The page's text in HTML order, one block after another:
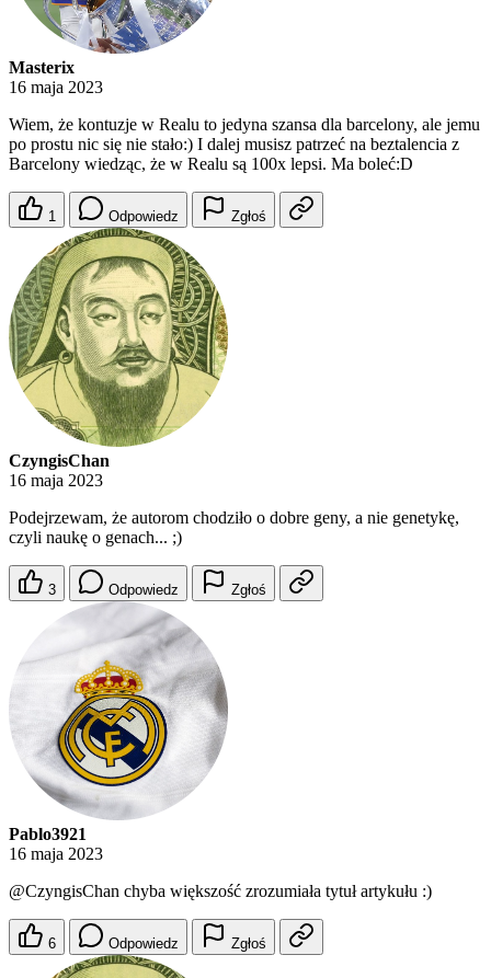
Masterix
16 maja 2023
Wiem, że kontuzje w Realu to jedyna szansa dla barcelony, ale jemu
po prostu nic się nie stało:) I dalej musisz patrzeć na beztalencia z
Barcelony wiedząc, że w Realu są 100x lepsi. Ma boleć:D
1 Odpowiedz Zgłoś
CzyngisChan
16 maja 2023
Podejrzewam, że autorom chodziło o dobre geny, a nie genetykę,
czyli naukę o genach... ;)
3 Odpowiedz Zgłoś
Pablo3921
16 maja 2023
@CzyngisChan chyba większość zrozumiała tytuł artykułu :)
6 Odpowiedz Zgłoś